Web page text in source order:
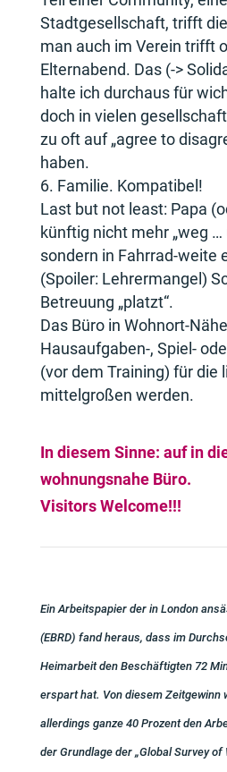
Stadtgesellschaft, trifft
man auch im Verein trifft
Elternabend. Das (->
halte ich durchaus für
doch in vielen
zu oft auf „agree to
haben.
Familie. Kompatibel!
Last but not least: Papa
künftig nicht mehr „weg …
sondern in Fahrrad-weite
(Spoiler: Lehrermangel)
Betreuung „platzt“.
Das Büro in Wohnort-
Hausaufgaben-, Spiel-
(vor dem Training) für die
mittelgroßen werden.
In diesem Sinne: auf in
wohnungsnahe Büro.
Visitors Welcome!!!
Ein Arbeitspapier der in London
(EBRD) fand heraus, dass im
Heimarbeit den Beschäftigten 72
erspart hat. Von diesem Zeitgewinn
allerdings ganze 40 Prozent den
der Grundlage der „Global Survey